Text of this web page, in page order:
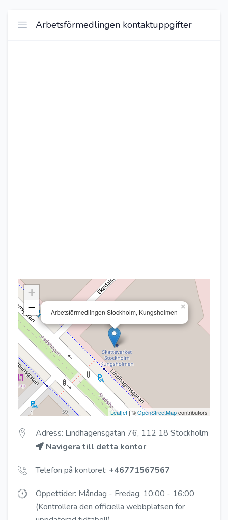
Arbetsförmedlingen kontaktuppgifter
Arbetsförmedlingen Stockholm, Kungsholmen
×
+
−
Leaflet | ©OpenStreetMapcontributors
Adress: Lindhagensgatan 76, 112 18 Stockholm
Navigera till detta kontor
Telefon på kontoret: +46771567567
Öppettider: Måndag - Fredag. 10:00 - 16:00
(Kontrollera den officiella webbplatsen för